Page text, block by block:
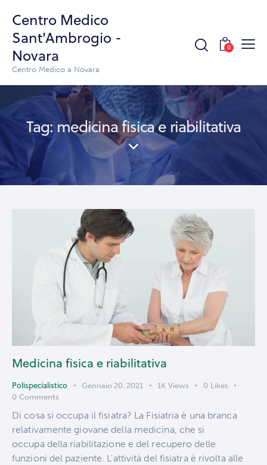
Centro Medico
Sant'Ambrogio -
Novara
Centro Medico a Novara
0
Tag: medicina fisica e riabilitativa
Medicina fisica e riabilitativa
Polispecialistico Gennaio 20, 2021 1K Views 0 Likes
0 Comments
Di cosa si occupa il fisiatra? La Fisiatria è una branca
relativamente giovane della medicina, che si
occupa della riabilitazione e del recupero delle
funzioni del paziente. L'attività del fisiatra è rivolta alle